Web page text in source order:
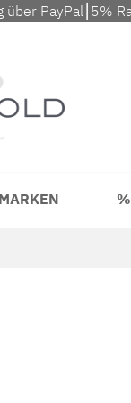
PayPal⎮5%
MARKEN